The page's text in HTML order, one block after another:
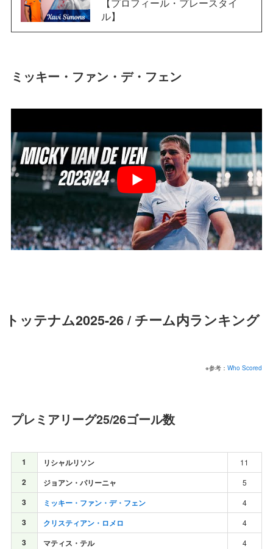
ル】
ミッキー・ファン・デ・フェン
トッテナム2025-26 / チーム内ランキング
※参考：Who Scored
プレミアリーグ25/26ゴール数
1 リシャルリソン 11
2 ジョアン・パリーニャ 5
3 ミッキー・ファン・デ・フェン 4
3 クリスティアン・ロメロ 4
3 マティス・テル 4